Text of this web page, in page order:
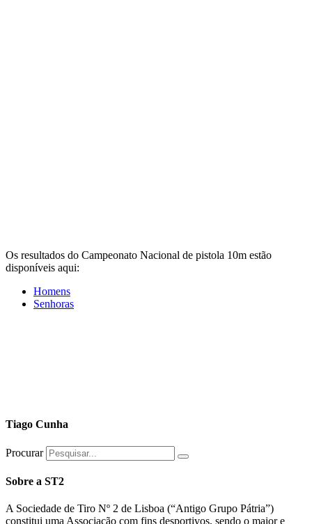
Os resultados do Campeonato Nacional de pistola 10m estão
disponíveis aqui:
Homens
Senhoras
Tiago Cunha
Procurar
Sobre a ST2
A Sociedade de Tiro Nº 2 de Lisboa (“Antigo Grupo Pátria”)
constitui uma Associação com fins desportivos, sendo o maior e